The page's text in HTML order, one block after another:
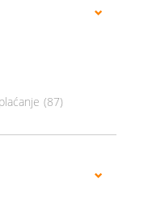
(87)